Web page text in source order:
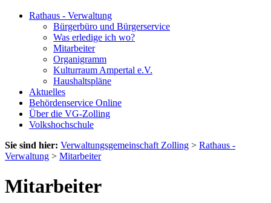
Rathaus - Verwaltung
Bürgerbüro und Bürgerservice
Was erledige ich wo?
Mitarbeiter
Organigramm
Kulturraum Ampertal e.V.
Haushaltspläne
Aktuelles
Behördenservice Online
Über die VG-Zolling
Volkshochschule
Sie sind hier: Verwaltungsgemeinschaft Zolling > Rathaus -
Verwaltung > Mitarbeiter
Mitarbeiter